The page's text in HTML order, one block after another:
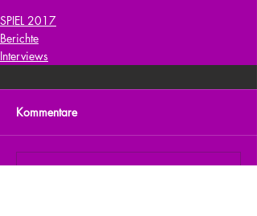
SPIEL 2017
Berichte
Interviews
Kommentare